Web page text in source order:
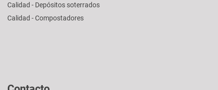
Calidad - Depósitos soterrados
Calidad - Compostadores